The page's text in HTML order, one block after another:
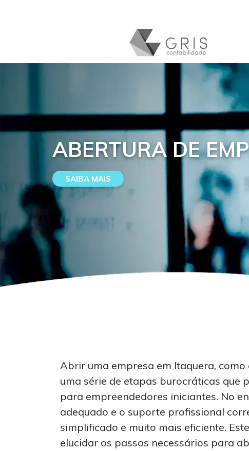
ABERTURA DE
SAIBA MAIS
Abrir uma empresa em Itaquera,
uma série de etapas burocráticas que
para empreendedores iniciantes. No
adequado e o suporte profissional
simplificado e muito mais eficiente.
elucidar os passos necessários para